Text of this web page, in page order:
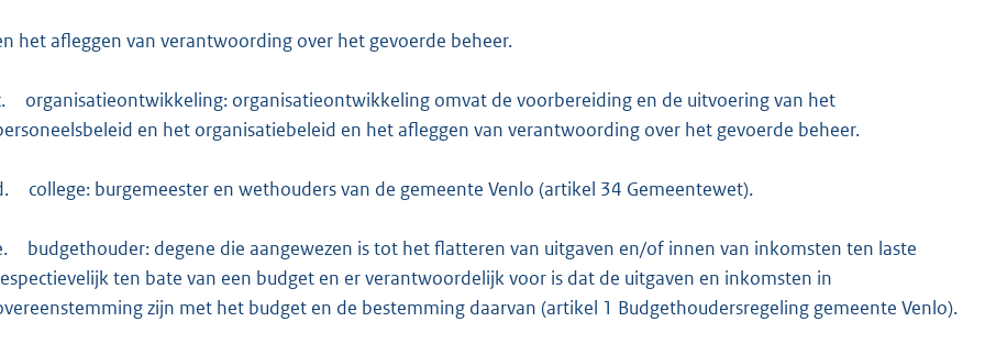
het afleggen van verantwoording over het gevoerde beheer.
organisatieontwikkeling: organisatieontwikkeling omvat de voorbereiding en de uitvoering van het
en het organisatiebeleid en het afleggen van verantwoording over het gevoerde beheer.
college: burgemeester en wethouders van de gemeente Venlo (artikel 34 Gemeentewet).
budgethouder: degene die aangewezen is tot het flatteren van uitgaven en/of innen van inkomsten ten laste
ten bate van een budget en er verantwoordelijk voor is dat de uitgaven en inkomsten in
zijn met het budget en de bestemming daarvan (artikel 1 Budgethoudersregeling gemeente Venlo).